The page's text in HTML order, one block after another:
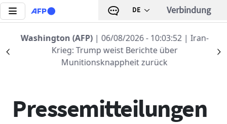
Direkt zum Inhalt DE Verbindung
Washington (AFP) | 06/08/2026 - 10:03:52 | Iran-
Krieg: Trump weist Berichte über
Munitionsknappheit zurück
NEUES VON AFP PREISE UND AUSZEICHNUNGEN
Pressemitteilungen